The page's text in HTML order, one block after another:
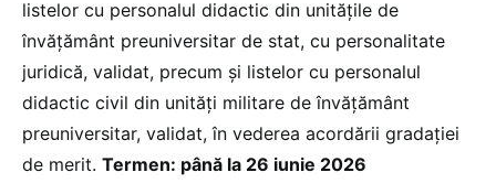
listelor cu personalul didactic din unităţile de
învăţământ preuniversitar de stat, cu personalitate
juridică, validat, precum şi listelor cu personalul
didactic civil din unităţi militare de învăţământ
preuniversitar, validat, în vederea acordării gradaţiei
de merit. Termen: până la 26 iunie 2026